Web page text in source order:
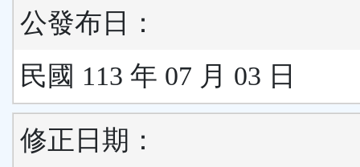
公發布日：
民國 113 年 07 月 03 日
修正日期：